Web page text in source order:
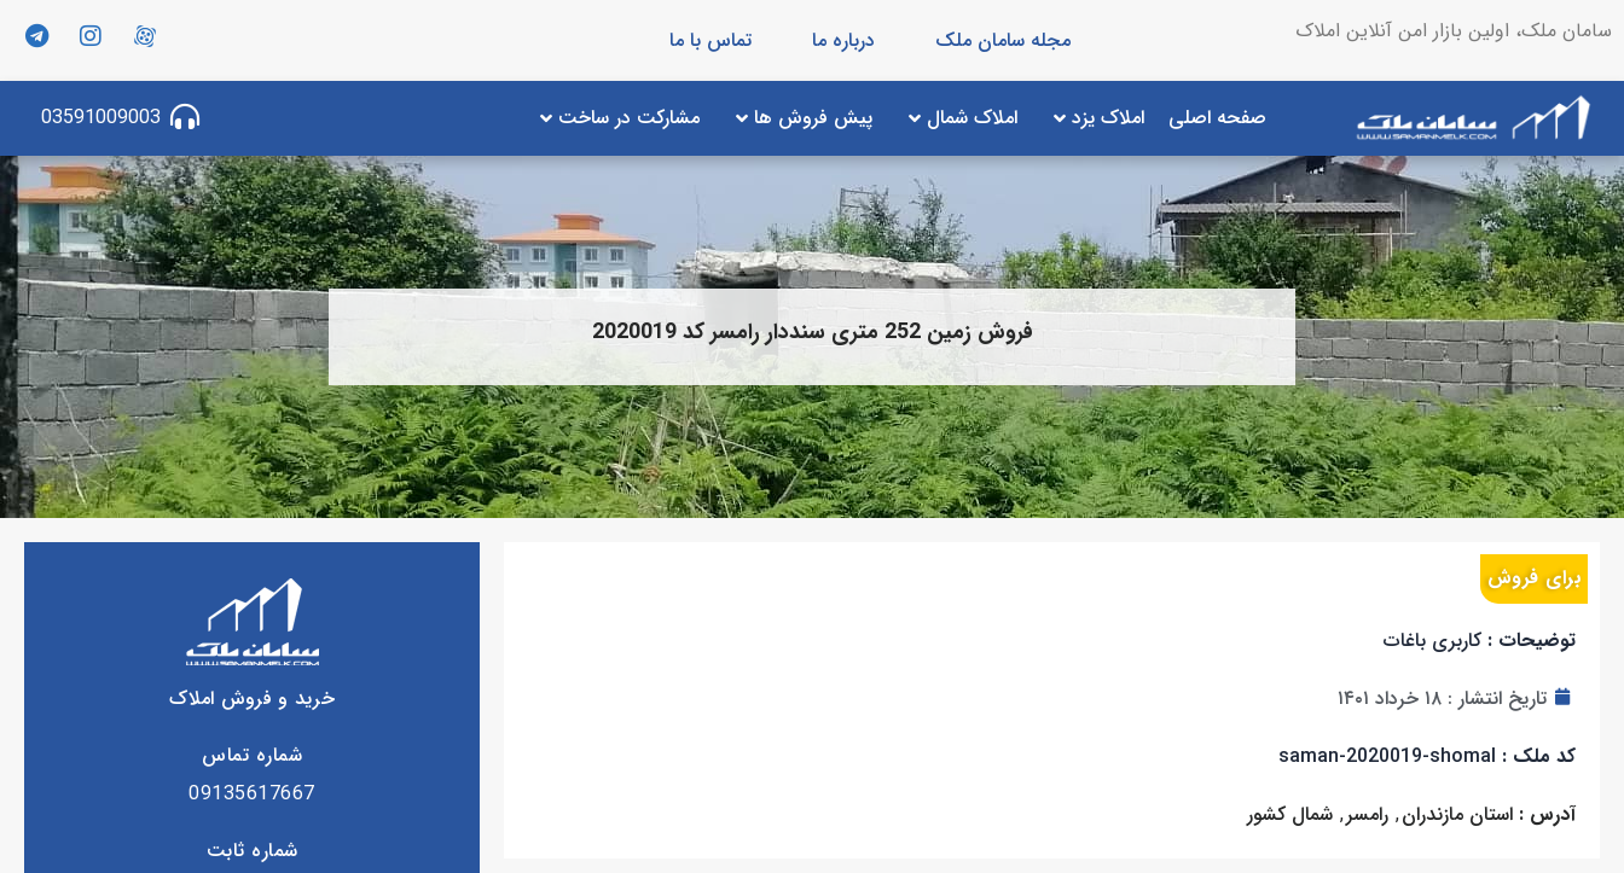
سامان ملک، اولین بازار امن آنلاین املاک مجله سامان ملک درباره ما تماس با ما
صفحه اصلی املاک یزد املاک شمال پیش فروش ها مشارکت در ساخت 03591009003
فروش زمین 252 متری سنددار رامسر کد 2020019
برای فروش
توضیحات : کاربری باغات
تاریخ انتشار : ۱۸ خرداد ۱۴۰۱
کد ملک : saman-2020019-shomal
آدرس : استان مازندران, رامسر, شمال کشور
خرید و فروش املاک
شماره تماس
09135617667
شماره ثابت